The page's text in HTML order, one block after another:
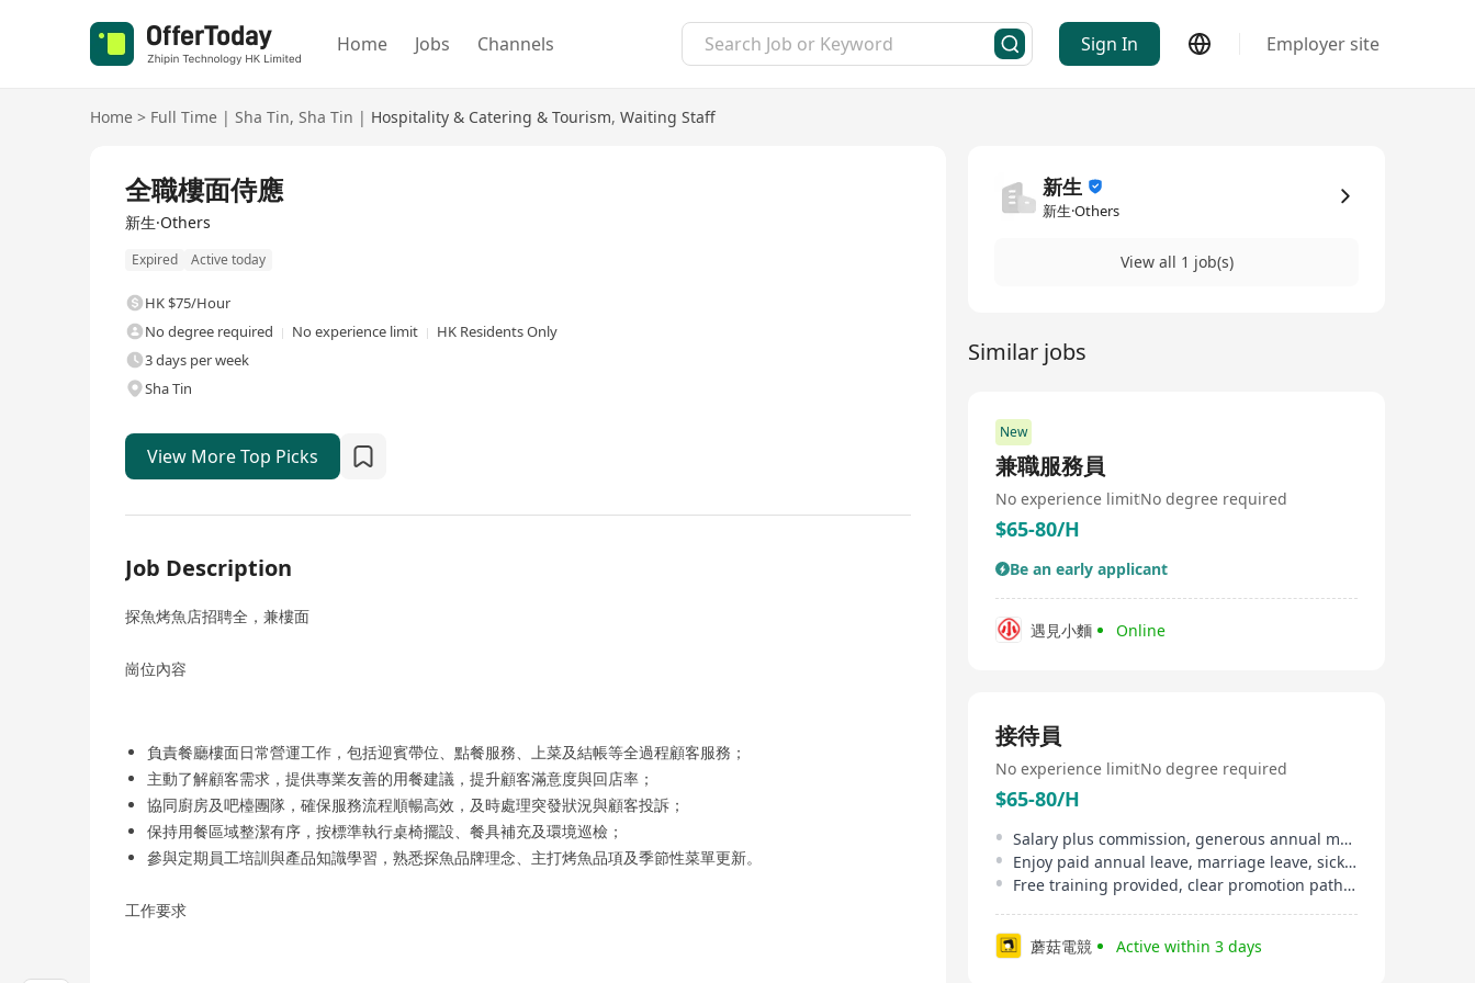
Home Jobs Channels Sign In Employer site
Home > Full Time | Sha Tin, Sha Tin | Hospitality & Catering & Tourism, Waiting Staff
全職樓面侍應
新生·Others
Expired Active today
HK $75/Hour
No degree required
No experience limit
HK Residents Only
3 days per week
Sha Tin
View More Top Picks
Job Description
探魚烤魚店招聘全，兼樓面
崗位內容
負責餐廳樓面日常營運工作，包括迎賓帶位、點餐服務、上菜及結帳等全過程顧客服務；
主動了解顧客需求，提供專業友善的用餐建議，提升顧客滿意度與回店率；
協同廚房及吧檯團隊，確保服務流程順暢高效，及時處理突發狀況與顧客投訴；
保持用餐區域整潔有序，按標準執行桌椅擺設、餐具補充及環境巡檢；
參與定期員工培訓與產品知識學習，熟悉探魚品牌理念、主打烤魚品項及季節性菜單更新。
工作要求
新生
新生·Others
View all 1 job(s)
Similar jobs
New
兼職服務員
No experience limitNo degree required
$65-80/H
Be an early applicant
遇見小麵 Online
接待員
No experience limitNo degree required
$65-80/H
Salary plus commission, generous annual merit bonus
Enjoy paid annual leave, marriage leave, sick leave, etc
Free training provided, clear promotion pathway
蘑菇電競 Active within 3 days